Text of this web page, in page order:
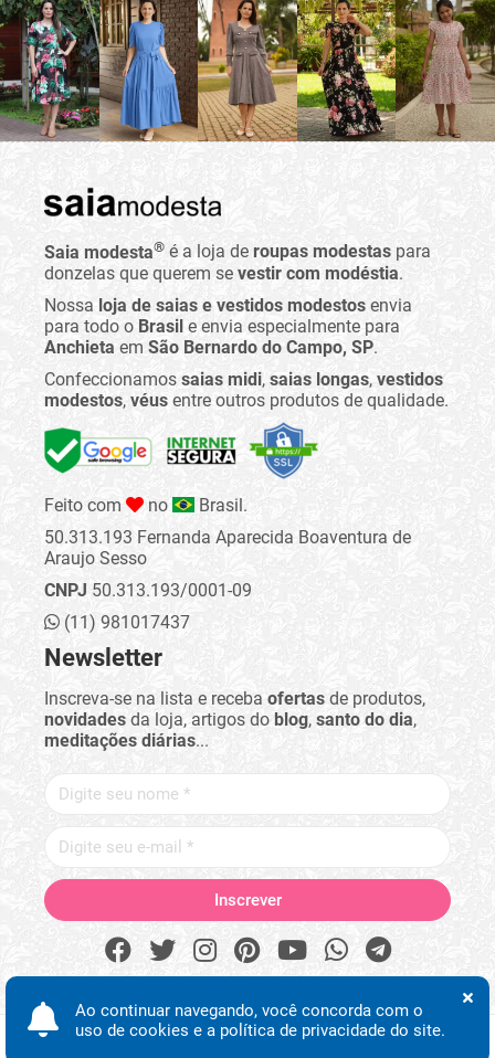
Saia modesta® é a loja de roupas modestas para
donzelas que querem se vestir com modéstia.
Nossa loja de saias e vestidos modestos envia
para todo o Brasil e envia especialmente para
Anchieta em São Bernardo do Campo, SP.
Confeccionamos saias midi, saias longas, vestidos
modestos, véus entre outros produtos de qualidade.
Feito com no
Brasil.
50.313.193 Fernanda Aparecida Boaventura de
Araujo Sesso
CNPJ 50.313.193/0001-09
(11) 981017437
Newsletter
Inscreva-se na lista e receba ofertas de produtos,
novidades da loja, artigos do blog, santo do dia,
meditações diárias...
Ao continuar navegando, você concorda com o
uso de cookies e a política de privacidade do site.